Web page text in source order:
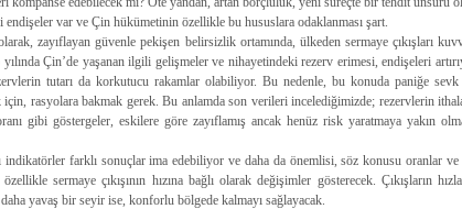
var ve Çin hükümetinin özellikle bu hususlara odaklanması şart.
zayıflayan güvenle pekişen belirsizlik ortamında, ülkeden sermaye çıkışları
Çin’de yaşanan ilgili gelişmeler ve nihayetindeki rezerv erimesi, endişeleri
tutarı da korkutucu rakamlar olabiliyor. Bu nedenle, bu konuda paniğe
için, rasyolara bakmak gerek. Bu anlamda son verileri incelediğimizde; rezervlerin
gibi göstergeler, eskilere göre zayıflamış ancak henüz risk yaratmaya yakın
farklı sonuçlar ima edebiliyor ve daha da önemlisi, söz konusu oranlar
sermaye çıkışının hızına bağlı olarak değişimler gösterecek. Çıkışların
yavaş bir seyir ise, konforlu bölgede kalmayı sağlayacak.